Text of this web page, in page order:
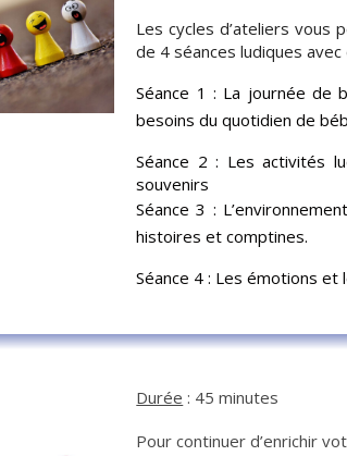
Les cycles d’ateliers vous
de 4 séances ludiques
Séance 1 : La journée de
besoins du quotidien de
Séance 2 : Les activités
souvenirs
Séance 3 :
histoires et comptines.
Séance 4 : Les émotions et
Durée : 45 minutes
Pour continuer d’enrichir